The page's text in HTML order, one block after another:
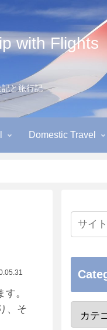
with Flights
と旅行記
Domestic Travel
。
、そ